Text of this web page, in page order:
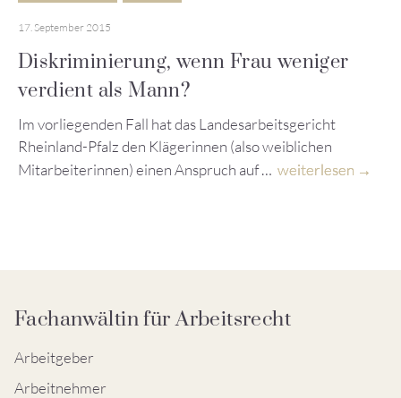
17. September 2015
Diskriminierung, wenn Frau weniger
verdient als Mann?
Im vorliegenden Fall hat das Landesarbeitsgericht
Rheinland-Pfalz den Klägerinnen (also weiblichen
Mitarbeiterinnen) einen Anspruch auf … weiterlesen
Fachanwältin für Arbeitsrecht
Arbeitgeber
Arbeitnehmer